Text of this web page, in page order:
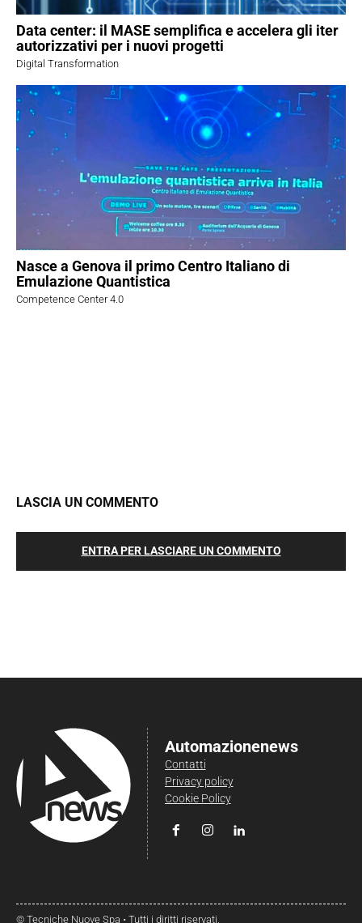
Data center: il MASE semplifica e accelera gli iter
autorizzativi per i nuovi progetti
Digital Transformation
Nasce a Genova il primo Centro Italiano di
Emulazione Quantistica
Competence Center 4.0
LASCIA UN COMMENTO
ENTRA PER LASCIARE UN COMMENTO
Automazionenews
Contatti
Privacy policy
Cookie Policy
© Tecniche Nuove Spa • Tutti i diritti riservati.